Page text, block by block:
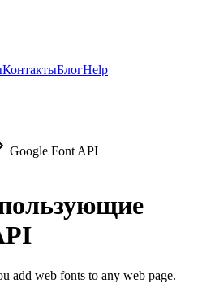
КонтактыБлогHelp
Google Font API
add web fonts to any web page.